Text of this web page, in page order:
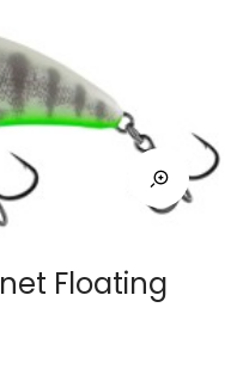
Floating